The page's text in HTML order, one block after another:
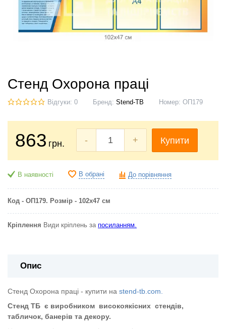
Стенд Охорона праці
Відгуки: 0 Бренд: Stend-TB Номер: ОП179
863 грн. - + Купити
В наявності В обрані До порівняння
Код - ОП179. Розмір - 102х47 см
Кріплення Види кріплень за посиланням.
Опис
Стенд Охорона праці - купити на stend-tb.com.
Стенд ТБ є виробником високоякісних стендів,
табличок, банерів та декору.